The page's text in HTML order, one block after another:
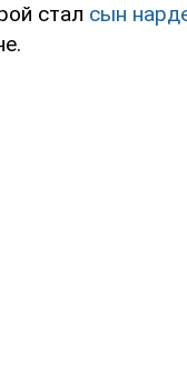
стал сын